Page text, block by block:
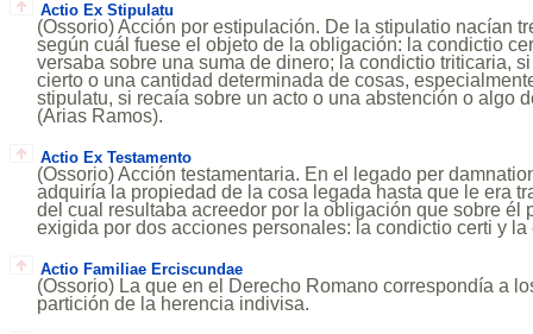
Actio Ex Stipulatu
(Ossorio) Acción por estipulación. De la stipulatio nacían
según cuál fuese el objeto de la obligación: la condictio
versaba sobre una suma de dinero; la condictio triticaria,
cierto o una cantidad determinada de cosas,
stipulatu, si recaía sobre un acto o una abstención o algo
(Arias Ramos).
Actio Ex Testamento
(Ossorio) Acción testamentaria. En el legado per
adquiría la propiedad de la cosa legada hasta que le era
del cual resultaba acreedor por la obligación que sobre él
exigida por dos acciones personales: la condictio certi y la
Actio Familiae Erciscundae
(Ossorio) La que en el Derecho Romano correspondía a
partición de la herencia indivisa.